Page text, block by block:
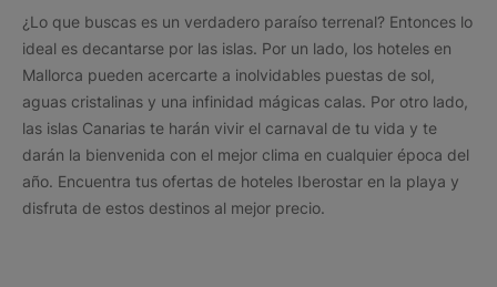
¿Lo que buscas es un verdadero paraíso terrenal? Entonces lo
ideal es decantarse por las islas. Por un lado, los hoteles en
Mallorca pueden acercarte a inolvidables puestas de sol,
aguas cristalinas y una infinidad mágicas calas. Por otro lado,
las islas Canarias te harán vivir el carnaval de tu vida y te
darán la bienvenida con el mejor clima en cualquier época del
año. Encuentra tus ofertas de hoteles Iberostar en la playa y
disfruta de estos destinos al mejor precio.